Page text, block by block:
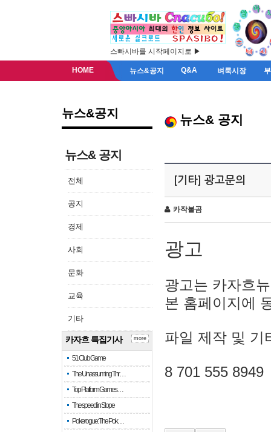
스빠시바를 시작페이지로 ▶
HOME 뉴스&공지 Q&A 벼룩시장
뉴스&공지
뉴스& 공지
전체
공지
경제
사회
문화
교육
기타
카자흐 특집기사
51 Club Game
The Unassuming Thr…
Top Platform Games…
The speed in Slope
Pokerogue: The Pok…
more
뉴스& 공지
[기타] 광고문의
카작불곰
광고
광고는 카자흐
본 홈페이지에
파일 제작 및 기
8 701 555 8949